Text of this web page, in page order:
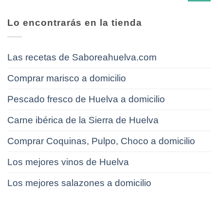
Lo encontrarás en la tienda
Las recetas de Saboreahuelva.com
Comprar marisco a domicilio
Pescado fresco de Huelva a domicilio
Carne ibérica de la Sierra de Huelva
Comprar Coquinas, Pulpo, Choco a domicilio
Los mejores vinos de Huelva
Los mejores salazones a domicilio